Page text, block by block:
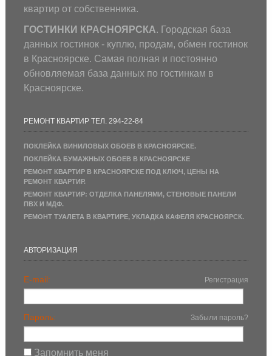
квартир от собственника.
ГОСТИНКИ КРАСНОЯРСКА. Городская база
данных гостинок - куплю, продам, обмен гостинок
в Красноярске. Самая полная и постоянно
обновляемая база данных по гостинкам в
Красноярске.
РЕМОНТ КВАРТИР ТЕЛ. 294-22-84
ПОКЛЕЙКА ВИНИЛОВЫХ ОБОЕВ В КРАСНОЯРСКЕ.
ПОКЛЕЙКА БУМАЖНЫХ ОБОЕВ В КРАСНОЯРСКЕ
РЕМОНТ КВАРТИР В КРАСНОЯРСКЕ ПОД КЛЮЧ, ЦЕНЫ НА
РЕМОНТ КВАРТИР.
РЕМОНТ КВАРТИР: ОТДЕЛКА ПАНЕЛЯМИ, СТЕНОВЫЕ ПАНЕЛИ
ПВХ И МДФ.
РЕМОНТ ТУАЛЕТА В КВАРТИРЕ, УКЛАДКА КАФЕЛЯ КРАСНОЯРСК.
АВТОРИЗАЦИЯ
E-mail: Регистрация
Пароль: Забыли пароль?
Запомнить меня